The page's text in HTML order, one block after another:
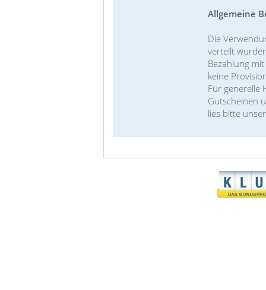
Allgemeine
Die
verteilt
Bezahlung
keine
Für generelle
Gutscheinen
lies bitte